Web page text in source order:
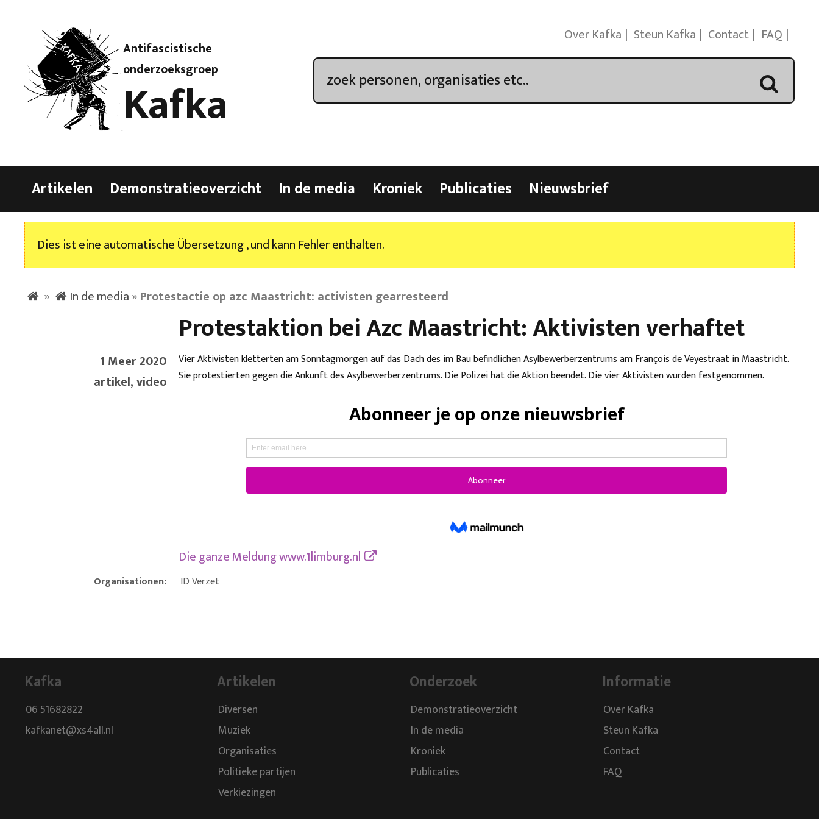
Antifascistische
onderzoeksgroep
Kafka
Over Kafka Steun Kafka Contact FAQ
Artikelen Demonstratieoverzicht In de media Kroniek Publicaties Nieuwsbrief
Dies ist eine automatische Übersetzung , und kann Fehler enthalten.
» In de media»Protestactie op azc Maastricht: activisten gearresteerd
Protestaktion bei Azc Maastricht: Aktivisten verhaftet
1 Meer 2020
artikel, video
Vier Aktivisten kletterten am Sonntagmorgen auf das Dach des im Bau befindlichen Asylbewerberzentrums am François de Veyestraat in Maastricht.
Sie protestierten gegen die Ankunft des Asylbewerberzentrums. Die Polizei hat die Aktion beendet. Die vier Aktivisten wurden festgenommen.
Die ganze Meldungwww.1limburg.nl
Organisationen: ID Verzet
Kafka
06 51682822
kafkanet@xs4all.nl
Artikelen
Diversen
Muziek
Organisaties
Politieke partijen
Verkiezingen
Onderzoek
Demonstratieoverzicht
In de media
Kroniek
Publicaties
Informatie
Over Kafka
Steun Kafka
Contact
FAQ